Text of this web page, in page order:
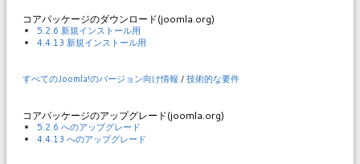
コアパッケージのダウンロード(joomla.org)
5.2.6 新規インストール用
4.4.13 新規インストール用
すべてのJoomla!のバージョン向け情報 /技術的な要件
コアパッケージのアップグレード(joomla.org)
5.2.6 へのアップグレード
4.4.13 へのアップグレード